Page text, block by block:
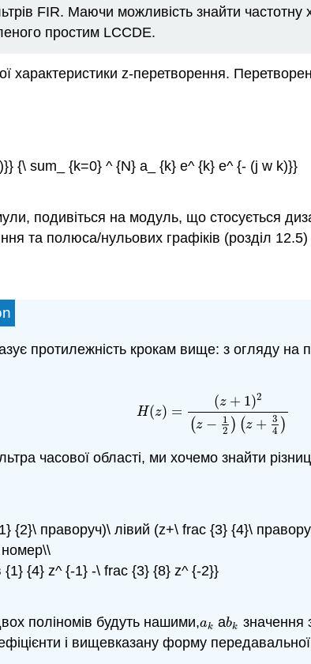
FIR. Маючи можливість знайти
простим LCCDE.
характеристики z-перетворення.
{\ sum_ {k=0} ^ {N} a_ {k} e^ {k} e^ {- (j w k)}}
подивіться на модуль, що стосується
та полюса/нульових графіків (розділ
протилежність крокам вище: з огляду на
H(z) =
(z + 1)2
(z − 1
2 ) (z + 3
4 )
H(z)= (z +1)2(z−12)(z+34
часової області, ми хочемо знайти
{2}\ праворуч)\ лівий (z+\ frac {3} {4}\
номер\\
{4} z^ {-1} -\ frac {3} {8} z^ {-2}}
поліномів будуть нашими,ak
ak аbk
bk значення
і вищевказану форму